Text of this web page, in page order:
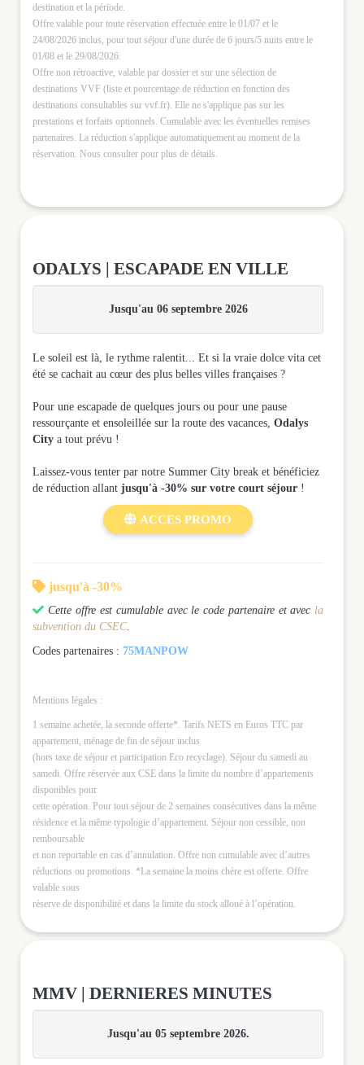
destination et la période.
Offre valable pour toute réservation effectuée entre le 01/07 et le
24/08/2026 inclus, pour tout séjour d'une durée de 6 jours/5 nuits entre le
01/08 et le 29/08/2026.
Offre non rétroactive, valable par dossier et sur une sélection de
destinations VVF (liste et pourcentage de réduction en fonction des
destinations consultables sur vvf.fr). Elle ne s'applique pas sur les
prestations et forfaits optionnels. Cumulable avec les éventuelles remises
partenaires. La réduction s'applique automatiquement au moment de la
réservation. Nous consulter pour plus de détails.
ODALYS | ESCAPADE EN VILLE
Jusqu'au 06 septembre 2026
Le soleil est là, le rythme ralentit... Et si la vraie dolce vita cet
été se cachait au cœur des plus belles villes françaises ?
Pour une escapade de quelques jours ou pour une pause
ressourçante et ensoleillée sur la route des vacances, Odalys
City a tout prévu !
Laissez-vous tenter par notre Summer City break et bénéficiez
de réduction allant jusqu'à -30% sur votre court séjour !
 ACCES PROMO
 jusqu'à -30%
 Cette offre est cumulable avec le code partenaire et avec la
subvention du CSEC.
Codes partenaires : 75MANPOW
Mentions légales :
1 semaine achetée, la seconde offerte*. Tarifs NETS en Euros TTC par
appartement, ménage de fin de séjour inclus
(hors taxe de séjour et participation Eco recyclage). Séjour du samedi au
samedi. Offre réservée aux CSE dans la limite du nombre d’appartements
disponibles pour
cette opération. Pour tout séjour de 2 semaines consécutives dans la même
résidence et la même typologie d’appartement. Séjour non cessible, non
remboursable
et non reportable en cas d’annulation. Offre non cumulable avec d’autres
réductions ou promotions. *La semaine la moins chère est offerte. Offre
valable sous
réserve de disponibilité et dans la limite du stock alloué à l’opération.
MMV | DERNIERES MINUTES
Jusqu'au 05 septembre 2026.